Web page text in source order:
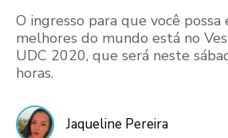
O ingresso para que você
melhores do mundo está no
UDC 2020, que será neste
horas.
Jaqueline Pereira